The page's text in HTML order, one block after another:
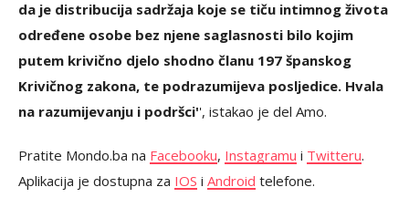
da je distribucija sadržaja koje se tiču intimnog života
određene osobe bez njene saglasnosti bilo kojim
putem krivično djelo shodno članu 197 španskog
Krivičnog zakona, te podrazumijeva posljedice. Hvala
na razumijevanju i podršci'', istakao je del Amo.
Pratite Mondo.ba na Facebooku, Instagramu i Twitteru.
Aplikacija je dostupna za IOS i Android telefone.